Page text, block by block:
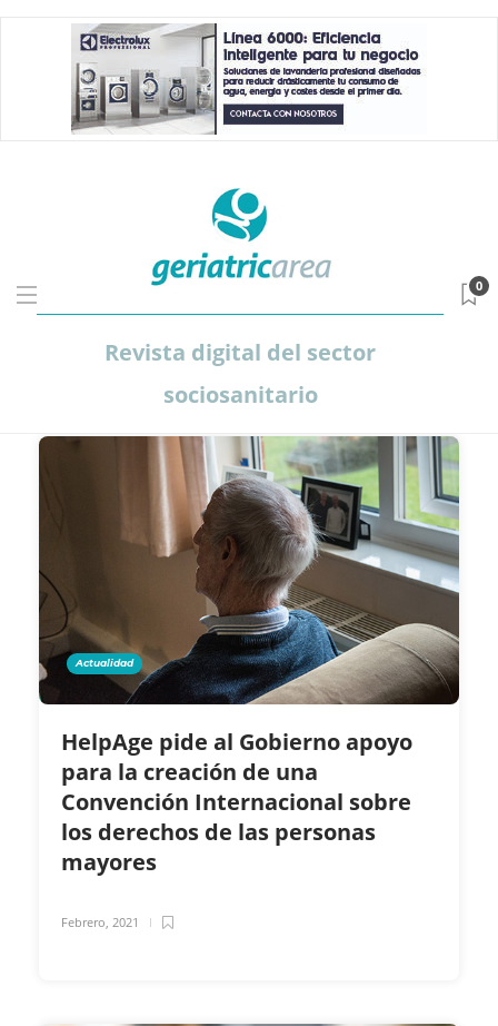
Revista digital del sector
sociosanitario
0
Actualidad
HelpAge pide al Gobierno apoyo
para la creación de una
Convención Internacional sobre
los derechos de las personas
mayores
Febrero, 2021